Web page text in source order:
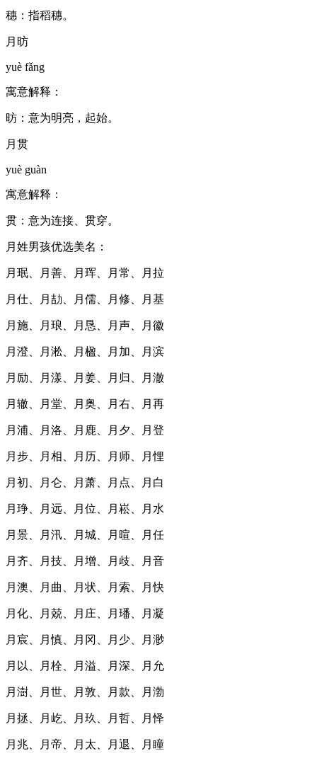
穗：指稻穗。
月昉
yuè fǎng
寓意解释：
昉：意为明亮，起始。
月贯
yuè guàn
寓意解释：
贯：意为连接、贯穿。
月姓男孩优选美名：
月珉、月善、月珲、月常、月拉
月仕、月劼、月儒、月修、月基
月施、月琅、月恳、月声、月徽
月澄、月淞、月楹、月加、月滨
月励、月漾、月姜、月归、月澈
月辙、月堂、月奥、月右、月再
月浦、月洛、月鹿、月夕、月登
月步、月相、月历、月师、月悝
月初、月仑、月萧、月点、月白
月琤、月远、月位、月崧、月水
月景、月汛、月城、月暄、月任
月齐、月技、月增、月歧、月音
月澳、月曲、月状、月索、月快
月化、月兢、月庄、月璠、月凝
月宸、月慎、月冈、月少、月渺
月以、月栓、月溢、月深、月允
月澍、月世、月敦、月款、月渤
月拯、月屹、月玖、月哲、月怿
月兆、月帝、月太、月退、月瞳